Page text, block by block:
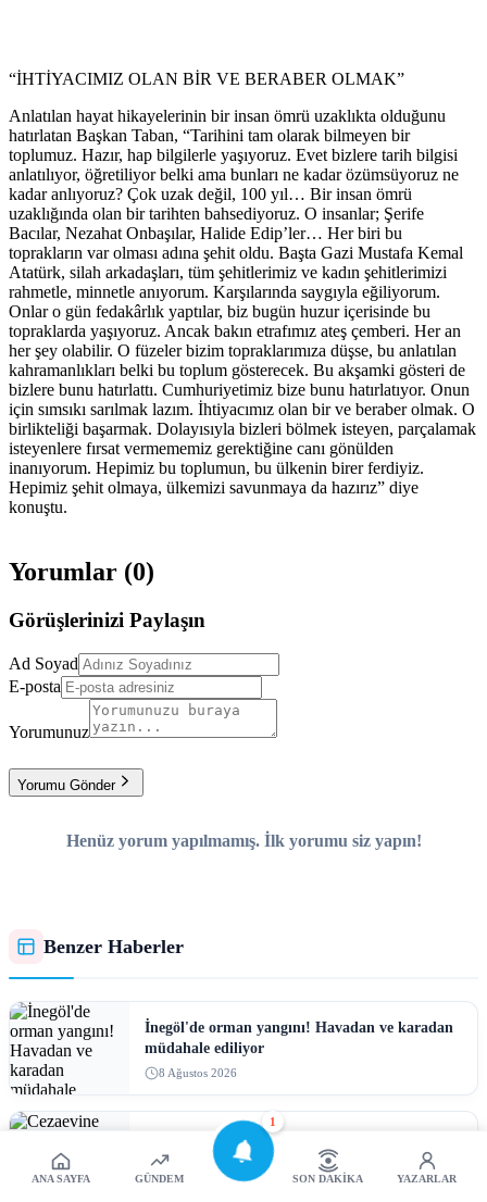
ANA SAYFA GÜNDEM
1
SON DAKIKA YAZARLAR
“İHTİYACIMIZ OLAN BİR VE BERABER OLMAK”
Anlatılan hayat hikayelerinin bir insan ömrü uzaklıkta olduğunu
hatırlatan Başkan Taban, “Tarihini tam olarak bilmeyen bir
toplumuz. Hazır, hap bilgilerle yaşıyoruz. Evet bizlere tarih bilgisi
anlatılıyor, öğretiliyor belki ama bunları ne kadar özümsüyoruz ne
kadar anlıyoruz? Çok uzak değil, 100 yıl… Bir insan ömrü
uzaklığında olan bir tarihten bahsediyoruz. O insanlar; Şerife
Bacılar, Nezahat Onbaşılar, Halide Edip’ler… Her biri bu
toprakların var olması adına şehit oldu. Başta Gazi Mustafa Kemal
Atatürk, silah arkadaşları, tüm şehitlerimiz ve kadın şehitlerimizi
rahmetle, minnetle anıyorum. Karşılarında saygıyla eğiliyorum.
Onlar o gün fedakârlık yaptılar, biz bugün huzur içerisinde bu
topraklarda yaşıyoruz. Ancak bakın etrafımız ateş çemberi. Her an
her şey olabilir. O füzeler bizim topraklarımıza düşse, bu anlatılan
kahramanlıkları belki bu toplum gösterecek. Bu akşamki gösteri de
bizlere bunu hatırlattı. Cumhuriyetimiz bize bunu hatırlatıyor. Onun
için sımsıkı sarılmak lazım. İhtiyacımız olan bir ve beraber olmak. O
birlikteliği başarmak. Dolayısıyla bizleri bölmek isteyen, parçalamak
isteyenlere fırsat vermememiz gerektiğine canı gönülden
inanıyorum. Hepimiz bu toplumun, bu ülkenin birer ferdiyiz.
Hepimiz şehit olmaya, ülkemizi savunmaya da hazırız” diye
konuştu.
Yorumlar (0)
Görüşlerinizi Paylaşın
Ad Soyad
E-posta
Yorumunuz
Yorumu Gönder
Henüz yorum yapılmamış. İlk yorumu siz yapın!
Benzer Haberler
İnegöl'de orman yangını! Havadan ve karadan
müdahale ediliyor
8 Ağustos 2026
Cezaevine gönderildi
8 Ağustos 2026